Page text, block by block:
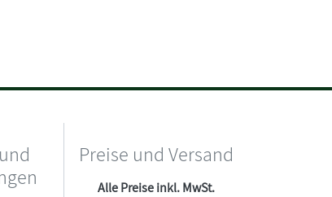
Preise und Versand
Alle Preise inkl. MwSt.